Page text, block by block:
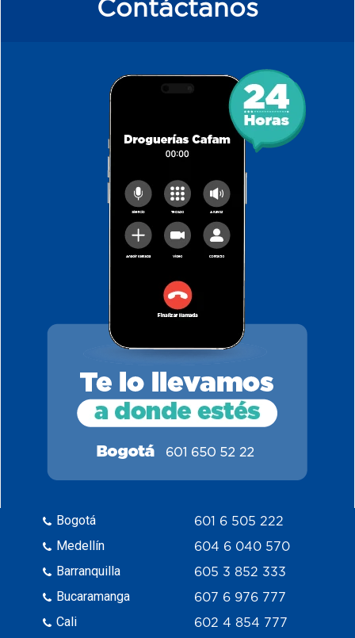
Contáctanos
Bogotá
Medellín
Barranquilla
Bucaramanga
Cali
601 6 505 222
604 6 040 570
605 3 852 333
607 6 976 777
602 4 854 777